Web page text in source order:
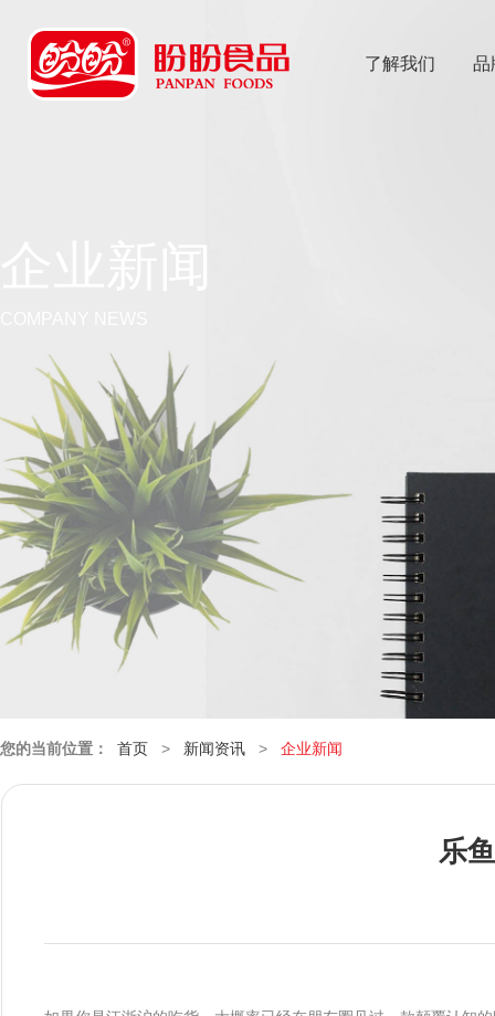
了解我们 品
您的当前位置： 首页 > 新闻资讯 > 企业新闻
乐